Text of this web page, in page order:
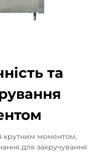
та
крутним моментом,
для закручування